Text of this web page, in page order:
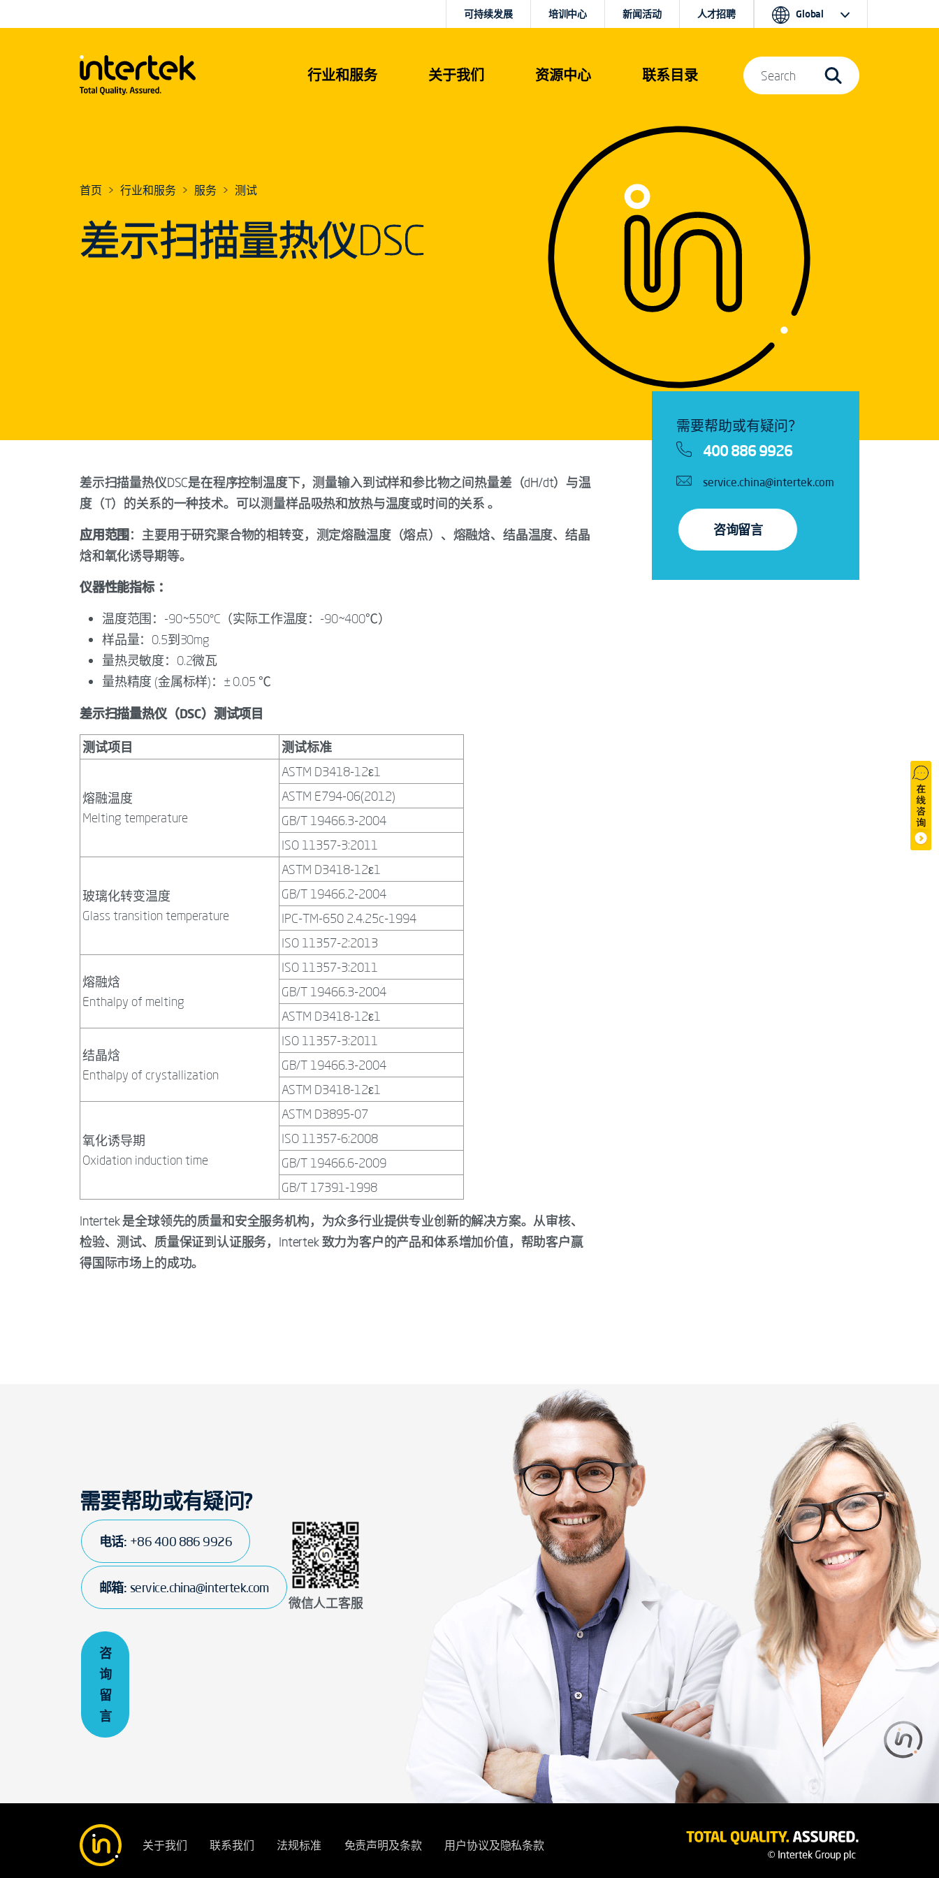
行业和服务 关于我们 资源中心 联系目录
可持续发展 培训中心 新闻活动 人才招聘 Global
Search
首页 行业和服务 服务 测试
差示扫描量热仪DSC
差示扫描量热仪DSC是在程序控制温度下，测量输入到试样和参比物之间热量差（dH/dt）与温
度（T）的关系的一种技术。可以测量样品吸热和放热与温度或时间的关系 。
应用范围 ：主要用于研究聚合物的相转变，测定熔融温度（熔点）、熔融焓、结晶温度、结晶
焓和氧化诱导期等。
仪器性能指标 ：
温度范围：-90~550°C（实际工作温度：-90~400℃）
样品量：0.5到30mg
量热灵敏度：0.2微瓦
量热精度 (金属标样)：± 0.05 ℃
差示扫描量热仪（DSC）测试项目
测试项目 测试标准
熔融温度
Melting temperature
ASTM D3418-12ε1
ASTM E794-06(2012)
GB/T 19466.3-2004
ISO 11357-3:2011
玻璃化转变温度
Glass transition temperature
ASTM D3418-12ε1
GB/T 19466.2-2004
IPC-TM-650 2.4.25c-1994
ISO 11357-2:2013
熔融焓
Enthalpy of melting
ISO 11357-3:2011
GB/T 19466.3-2004
ASTM D3418-12ε1
结晶焓
Enthalpy of crystallization
ISO 11357-3:2011
GB/T 19466.3-2004
ASTM D3418-12ε1
氧化诱导期
Oxidation induction time
ASTM D3895-07
ISO 11357-6:2008
GB/T 19466.6-2009
GB/T 17391-1998
Intertek 是全球领先的质量和安全服务机构，为众多行业提供专业创新的解决方案。从审核、
检验、测试、质量保证到认证服务，Intertek 致力为客户的产品和体系增加价值，帮助客户赢
得国际市场上的成功。
需要帮助或有疑问？
400 886 9926
service.china@intertek.com
咨询留言
需要帮助或有疑问?
电话: +86 400 886 9926
邮箱: service.china@intertek.com
微信人工客服
咨
询
留
言
关于我们 联系我们 法规标准 免责声明及条款 用户协议及隐私条款